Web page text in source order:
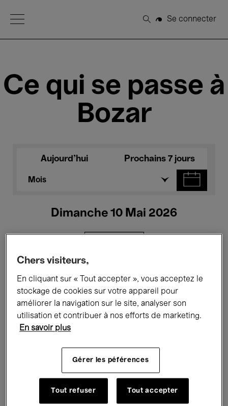
Open Menu
Rechercher
Se connecter
Ce qui se passe à
Bozar
Aujourd'hui Prochains 7 jours
Mois
Dimanche 10 Mai 2026
Tous les événements Concerts
Expositions Performances
Rencontres & Débats
Musique classique Global Music
Chers visiteurs,
En cliquant sur « Tout accepter », vous acceptez le
stockage de cookies sur votre appareil pour
améliorer la navigation sur le site, analyser son
utilisation et contribuer à nos efforts de marketing.
En savoir plus
Gérer les péférences
Tout refuser Tout accepter